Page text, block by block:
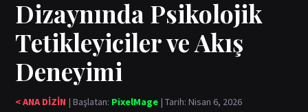
Dizaynında Psikolojik
Tetikleyiciler ve Akış
Deneyimi
< ANA DİZİN | Başlatan: PixelMage | Tarih: Nisan 6, 2026